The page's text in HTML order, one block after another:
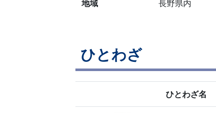
地域 長野県内
ひとわざ
ひとわざ名